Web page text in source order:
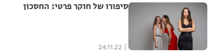
סיפורו של חוקר פרטי: החסכון
24.11.22